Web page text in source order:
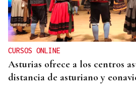
CURSOS ONLINE
Asturias ofrece a los centros
distancia de asturiano y